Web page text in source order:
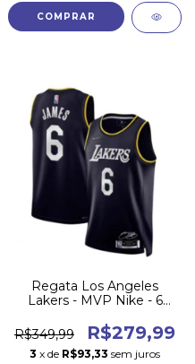
COMPRAR
Regata Los Angeles
Lakers - MVP Nike - 6
R$349,99
R$279,99
3 x de R$93,33 sem juros